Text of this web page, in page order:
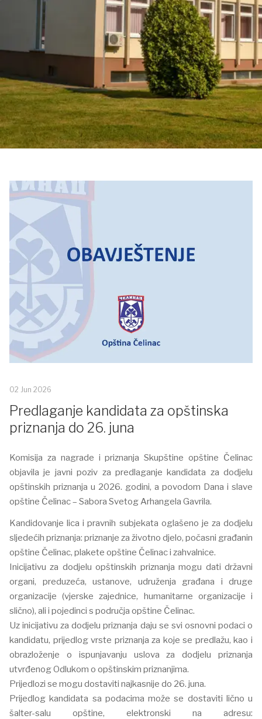
02 Jun 2026
Predlaganje kandidata za opštinska
priznanja do 26. juna
Komisija za nagrade i priznanja Skupštine opštine Čelinac
objavila je javni poziv za predlaganje kandidata za dodjelu
opštinskih priznanja u 2026. godini, a povodom Dana i slave
opštine Čelinac – Sabora Svetog Arhangela Gavrila.
Kandidovanje lica i pravnih subjekata oglašeno je za dodjelu
sljedećih priznanja: priznanje za životno djelo, počasni građanin
opštine Čelinac, plakete opštine Čelinac i zahvalnice.
Inicijativu za dodjelu opštinskih priznanja mogu dati državni
organi, preduzeća, ustanove, udruženja građana i druge
organizacije (vjerske zajednice, humanitarne organizacije i
slično), ali i pojedinci s područja opštine Čelinac.
Uz inicijativu za dodjelu priznanja daju se svi osnovni podaci o
kandidatu, prijedlog vrste priznanja za koje se predlažu, kao i
obrazloženje o ispunjavanju uslova za dodjelu priznanja
utvrđenog Odlukom o opštinskim priznanjima.
Prijedlozi se mogu dostaviti najkasnije do 26. juna.
Prijedlog kandidata sa podacima može se dostaviti lično u
šalter-salu opštine, elektronski na adresu: